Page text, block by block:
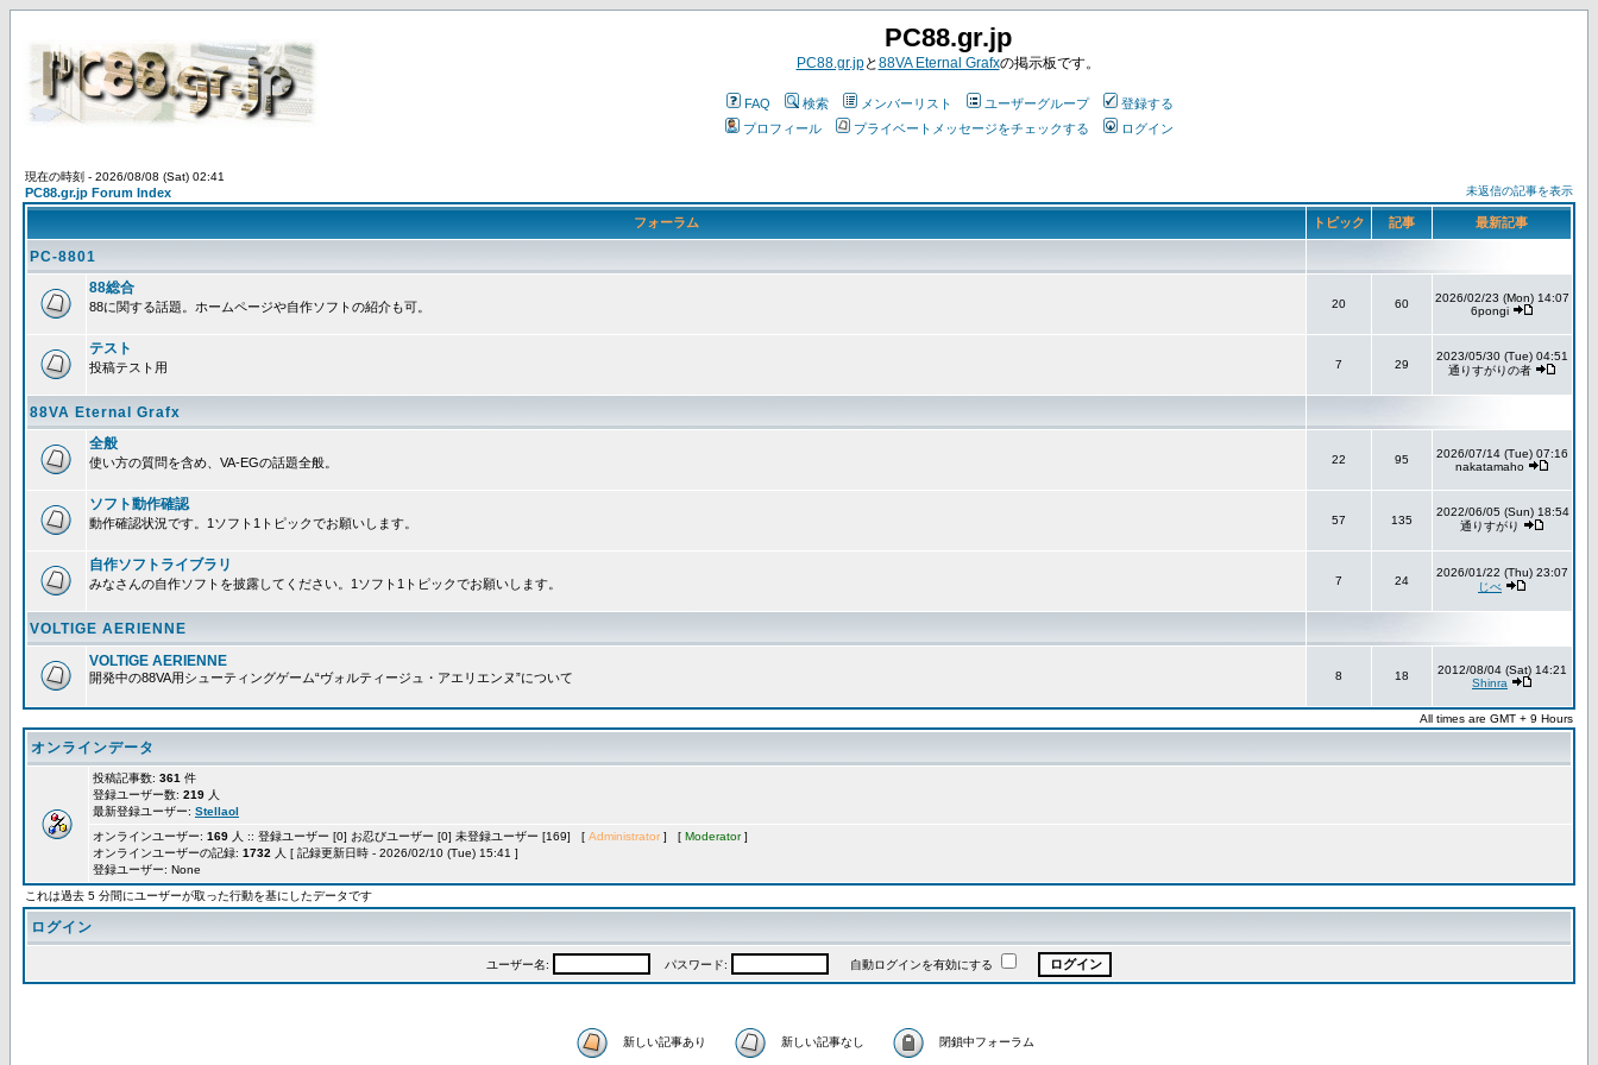
PC88.gr.jp
PC88.gr.jpと88VA Eternal Grafxの掲示板です。
FAQ 検索 メンバーリスト ユーザーグループ
登録する
プロフィール
プライベートメッセージをチェックする ログイン
現在の時刻 - 2026/08/08 (Sat) 02:41
PC88.gr.jp Forum Index 未返信の記事を表示
フォーラム トピック 記事 最新記事
PC-8801
88総合
88に関する話題。ホームページや自作ソフトの紹介も可。 20 60
2026/02/23 (Mon) 14:07
6pongi
テスト
投稿テスト用 7 29
2023/05/30 (Tue) 04:51
通りすがりの者
88VA Eternal Grafx
全般
使い方の質問を含め、VA-EGの話題全般。 22 95
2026/07/14 (Tue) 07:16
nakatamaho
ソフト動作確認
動作確認状況です。1ソフト1トピックでお願いします。 57 135
2022/06/05 (Sun) 18:54
通りすがり
自作ソフトライブラリ
みなさんの自作ソフトを披露してください。1ソフト1トピックでお願いします。 7 24
2026/01/22 (Thu) 23:07
じべ
VOLTIGE AERIENNE
VOLTIGE AERIENNE
開発中の88VA用シューティングゲーム“ヴォルティージュ・アエリエンヌ”について 8 18
2012/08/04 (Sat) 14:21
Shinra
All times are GMT + 9 Hours
オンラインデータ
投稿記事数: 361 件
登録ユーザー数: 219 人
最新登録ユーザー: Stellaol
オンラインユーザー: 169 人 :: 登録ユーザー [0] お忍びユーザー [0] 未登録ユーザー [169] [ Administrator ] [ Moderator]
オンラインユーザーの記録: 1732 人 [ 記録更新日時 - 2026/02/10 (Tue) 15:41 ]
登録ユーザー: None
これは過去 5 分間にユーザーが取った行動を基にしたデータです
ログイン
ユーザー名: パスワード: 自動ログインを有効にする
新しい記事あり 新しい記事なし 閉鎖中フォーラム